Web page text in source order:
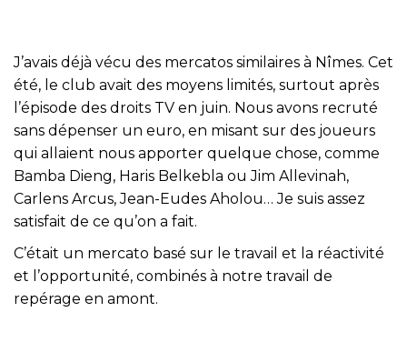
J’avais déjà vécu des mercatos similaires à Nîmes. Cet
été, le club avait des moyens limités, surtout après
l’épisode des droits TV en juin. Nous avons recruté
sans dépenser un euro, en misant sur des joueurs
qui allaient nous apporter quelque chose, comme
Bamba Dieng, Haris Belkebla ou Jim Allevinah,
Carlens Arcus, Jean-Eudes Aholou… Je suis assez
satisfait de ce qu’on a fait.
C’était un mercato basé sur le travail et la réactivité
et l’opportunité, combinés à notre travail de
repérage en amont.